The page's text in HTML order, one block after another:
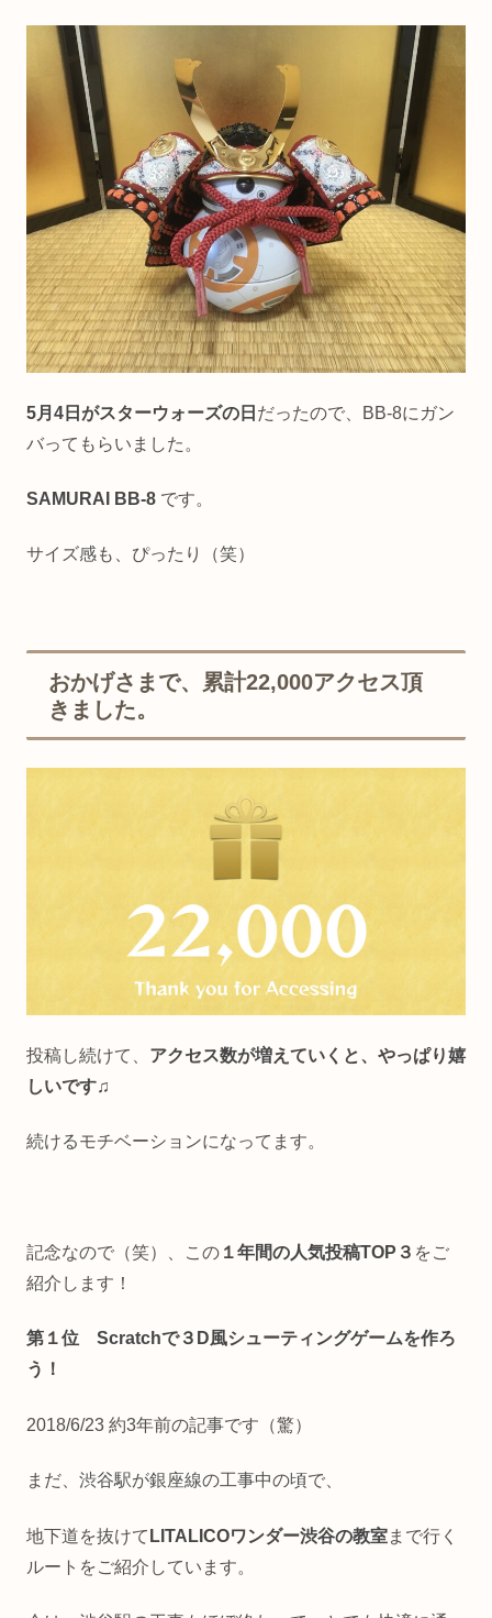
5月4日がスターウォーズの日 だったので、BB-8にガン
バってもらいました。
SAMURAI BB-8 です。
サイズ感も、ぴったり（笑）
おかげさまで、累計22,000アクセス頂
きました。
投稿し続けて、 アクセス数が増えていくと、やっぱり嬉
しいです♫
続けるモチベーションになってます。
記念なので（笑）、この １年間の人気投稿TOP３ をご
紹介します！
第１位 Scratchで３D風シューティングゲームを作ろ
う！
2018/6/23 約3年前の記事です（驚）
まだ、渋谷駅が銀座線の工事中の頃で、
地下道を抜けて LITALICOワンダー渋谷の教室まで行く
ルートをご紹介しています。